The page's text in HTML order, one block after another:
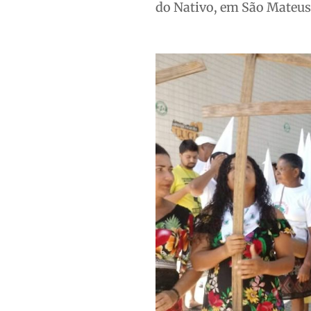
do Nativo, em São